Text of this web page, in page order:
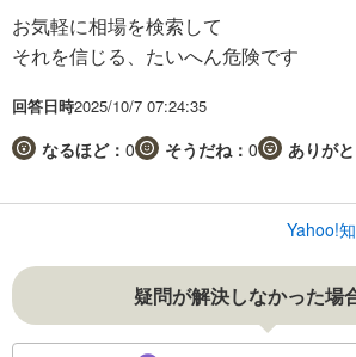
お気軽に相場を検索して
それを信じる、たいへん危険です
回答日時2025/10/7 07:24:35
なるほど： 0 そうだね： 0 ありがと
Yahoo!
疑問が解決しなかった場